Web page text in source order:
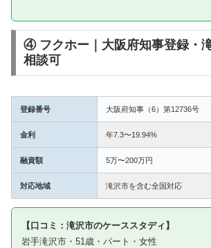
④ フクホー｜大阪府知事登録・
相談可
登録番号 大阪府知事（6）第12736号
金利 年7.3〜19.94%
融資額 5万〜200万円
対応地域 滝沢市を含む全国対応
【口コミ：滝沢市のケーススタディ】
岩手滝沢市・51歳・パート・女性